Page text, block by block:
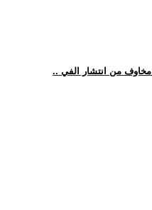
مخاوف من انتشار الفي